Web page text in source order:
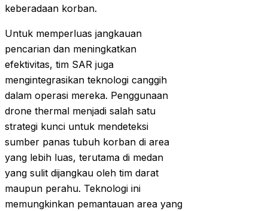
keberadaan korban.
Untuk memperluas jangkauan
pencarian dan meningkatkan
efektivitas, tim SAR juga
mengintegrasikan teknologi canggih
dalam operasi mereka. Penggunaan
drone thermal menjadi salah satu
strategi kunci untuk mendeteksi
sumber panas tubuh korban di area
yang lebih luas, terutama di medan
yang sulit dijangkau oleh tim darat
maupun perahu. Teknologi ini
memungkinkan pemantauan area yang